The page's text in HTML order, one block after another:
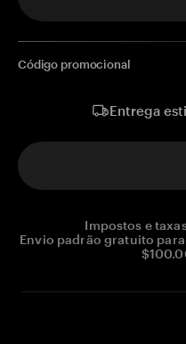
Código promocional
Entrega
Impostos e
Envio padrão gratuito